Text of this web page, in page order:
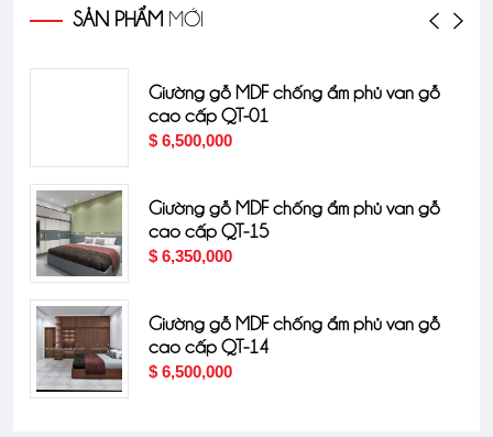
SẢN PHẨM MỚI
Giường gỗ MDF chống ẩm phủ van gỗ
cao cấp QT-01
$ 6,500,000
Giường gỗ MDF chống ẩm phủ van gỗ
cao cấp QT-15
$ 6,350,000
Giường gỗ MDF chống ẩm phủ van gỗ
cao cấp QT-14
$ 6,500,000